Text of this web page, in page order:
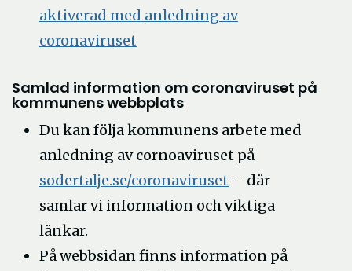
aktiverad med anledning av
coronaviruset
Samlad information om coronaviruset på
kommunens webbplats
Du kan följa kommunens arbete med
anledning av cornoaviruset på
sodertalje.se/coronaviruset – där
samlar vi information och viktiga
länkar.
På webbsidan finns information på